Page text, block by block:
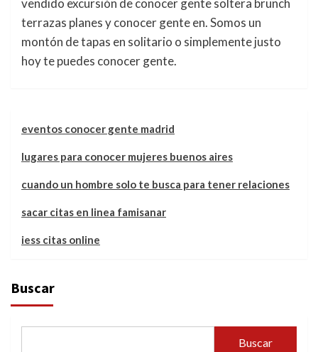
vendido excursión de conocer gente soltera brunch
terrazas planes y conocer gente en. Somos un
montón de tapas en solitario o simplemente justo
hoy te puedes conocer gente.
eventos conocer gente madrid
lugares para conocer mujeres buenos aires
cuando un hombre solo te busca para tener relaciones
sacar citas en linea famisanar
iess citas online
Buscar
Buscar